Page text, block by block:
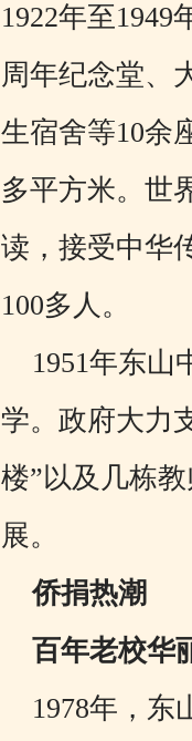
1922年至
周年纪念堂、
生宿舍等10余
多平方米。世
读，接受中华
100多人。
1951年东山
学。政府大力
楼”以及几栋
展。
侨捐热潮
百年老校华
1978年，东